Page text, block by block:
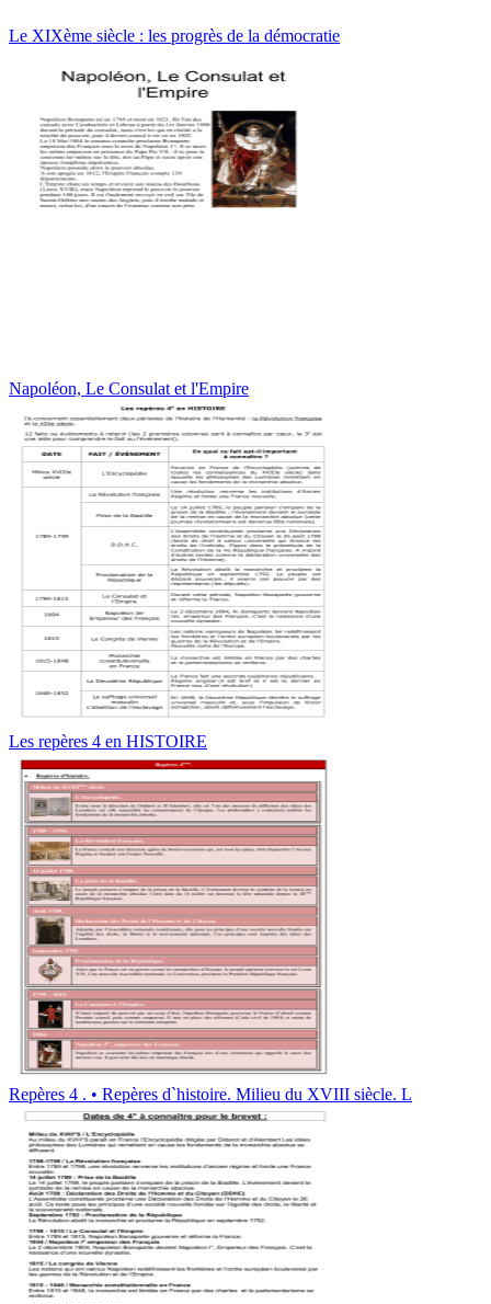
Le XIXème siècle : les progrès de la démocratie
Napoléon, Le Consulat et l'Empire
Les repères 4 en HISTOIRE
Repères 4 . • Repères d`histoire. Milieu du XVIII siècle. L